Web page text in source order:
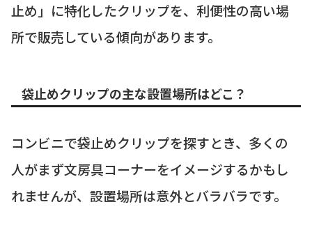
止め」に特化したクリップを、利便性の高い場
所で販売している傾向があります。
袋止めクリップの主な設置場所はどこ？
コンビニで袋止めクリップを探すとき、多くの
人がまず文房具コーナーをイメージするかもし
れませんが、設置場所は意外とバラバラです。